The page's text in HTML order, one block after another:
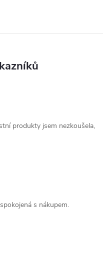
produkty jsem nezkoušela,
s nákupem.